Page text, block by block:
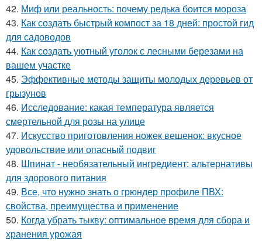
42. Миф или реальность: почему редька боится мороза
43. Как создать быстрый компост за 18 дней: простой гид
для садоводов
44. Как создать уютный уголок с лесными березами на
вашем участке
45. Эффективные методы защиты молодых деревьев от
грызунов
46. Исследование: какая температура является
смертельной для розы на улице
47. Искусство приготовления ножек вешенок: вкусное
удовольствие или опасный подвиг
48. Шпинат - необязательный ингредиент: альтернативы
для здорового питания
49. Все, что нужно знать о грюндер профиле ПВХ:
свойства, преимущества и применение
50. Когда убрать тыкву: оптимальное время для сбора и
хранения урожая